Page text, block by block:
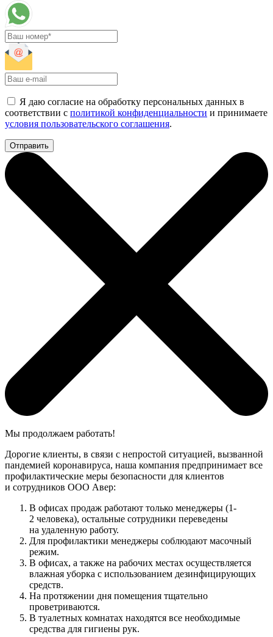
Я даю согласие на обработку персональных данных в
соответствии с политикой конфиденциальности и принимаете
условия пользовательского соглашения.
Мы продолжаем работать!
Дорогие клиенты, в связи с непростой ситуацией, вызванной
пандемией коронавируса, наша компания предпринимает все
профилактические меры безопасности для клиентов
и сотрудников ООО Авер:
В офисах продаж работают только менеджеры (1-
2 человека), остальные сотрудники переведены
на удаленную работу.
Для профилактики менеджеры соблюдают масочный
режим.
В офисах, а также на рабочих местах осуществляется
влажная уборка с использованием дезинфицирующих
средств.
На протяжении дня помещения тщательно
проветриваются.
В туалетных комнатах находятся все необходимые
средства для гигиены рук.